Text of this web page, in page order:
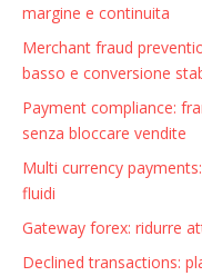
margine e continuita
Merchant fraud
basso e conversione
Payment compliance:
senza bloccare vendite
Multi currency
fluidi
Gateway forex: ridurre
Declined transactions: